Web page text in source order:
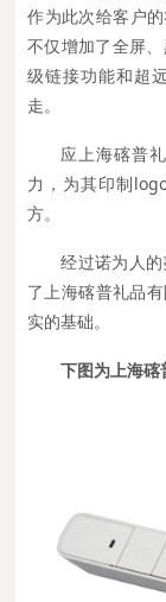
作为此次给客户
不仅增加了全屏
级链接功能和超
走。
应上海碦普
力，为其印制
方。
经过诺为人
了上海碦普礼品
实的基础。
下图为上海碦